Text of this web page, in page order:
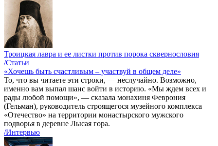
Троицкая лавра и ее листки против порока сквернословия
/Статьи
«Хочешь быть счастливым – участвуй в общем деле»
То, что вы читаете эти строки, — неслучайно. Возможно,
именно вам выпал шанс войти в историю. «Мы ждем всех и
рады любой помощи», — сказала монахиня Феврония
(Гельман), руководитель строящегося музейного комплекса
«Отечество» на территории монастырского мужского
подворья в деревне Лысая гора.
/Интервью